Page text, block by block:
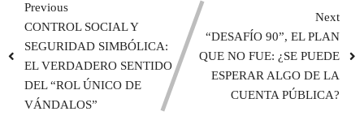
Previous
CONTROL SOCIAL Y
SEGURIDAD SIMBÓLICA:
EL VERDADERO SENTIDO
DEL “ROL ÚNICO DE
VÁNDALOS”
Next
“DESAFÍO 90”, EL PLAN
QUE NO FUE: ¿SE PUEDE
ESPERAR ALGO DE LA
CUENTA PÚBLICA?